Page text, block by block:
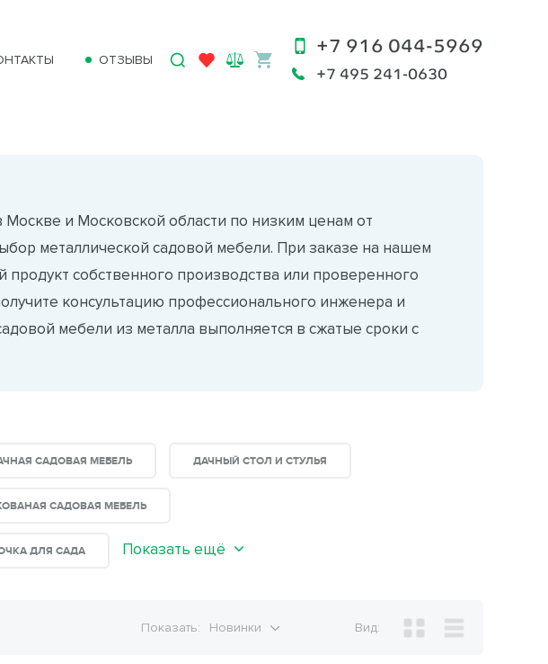
ОТЗЫВЫ
+7 916 044-5969
+7 495 241-0630
и Московской области по низким ценам от
металлической садовой мебели. При заказе на нашем
собственного производства или проверенного
консультацию профессионального инженера и
мебели из металла выполняется в сжатые сроки с
САДОВАЯ МЕБЕЛЬ ДАЧНЫЙ СТОЛ И СТУЛЬЯ
САДОВАЯ МЕБЕЛЬ
ДЛЯ САДА Показать ещё
Показать: Новинки Вид: